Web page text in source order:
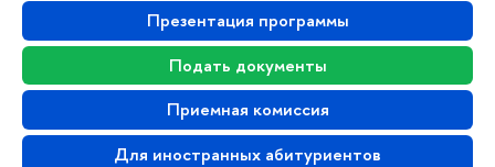
Презентация программы
Подать документы
Приемная комиссия
Для иностранных абитуриентов